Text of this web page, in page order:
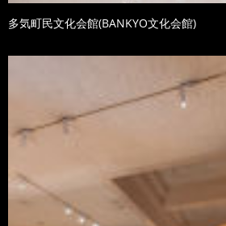
多気町民文化会館(BANKYO文化会館)